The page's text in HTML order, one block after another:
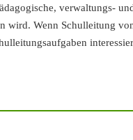
verwaltungs-
wird. Wenn Schulleitung